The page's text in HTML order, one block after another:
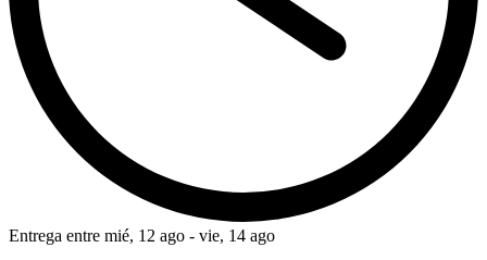
Entrega entre mié, 12 ago - vie, 14 ago